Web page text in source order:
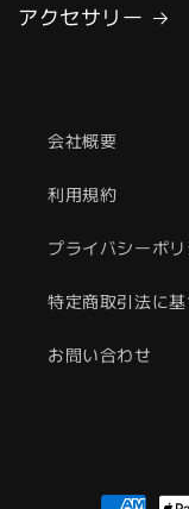
アクセサリー
会社概要
利用規約
プライバシーポ
特定商取引法に
お問い合わせ
決